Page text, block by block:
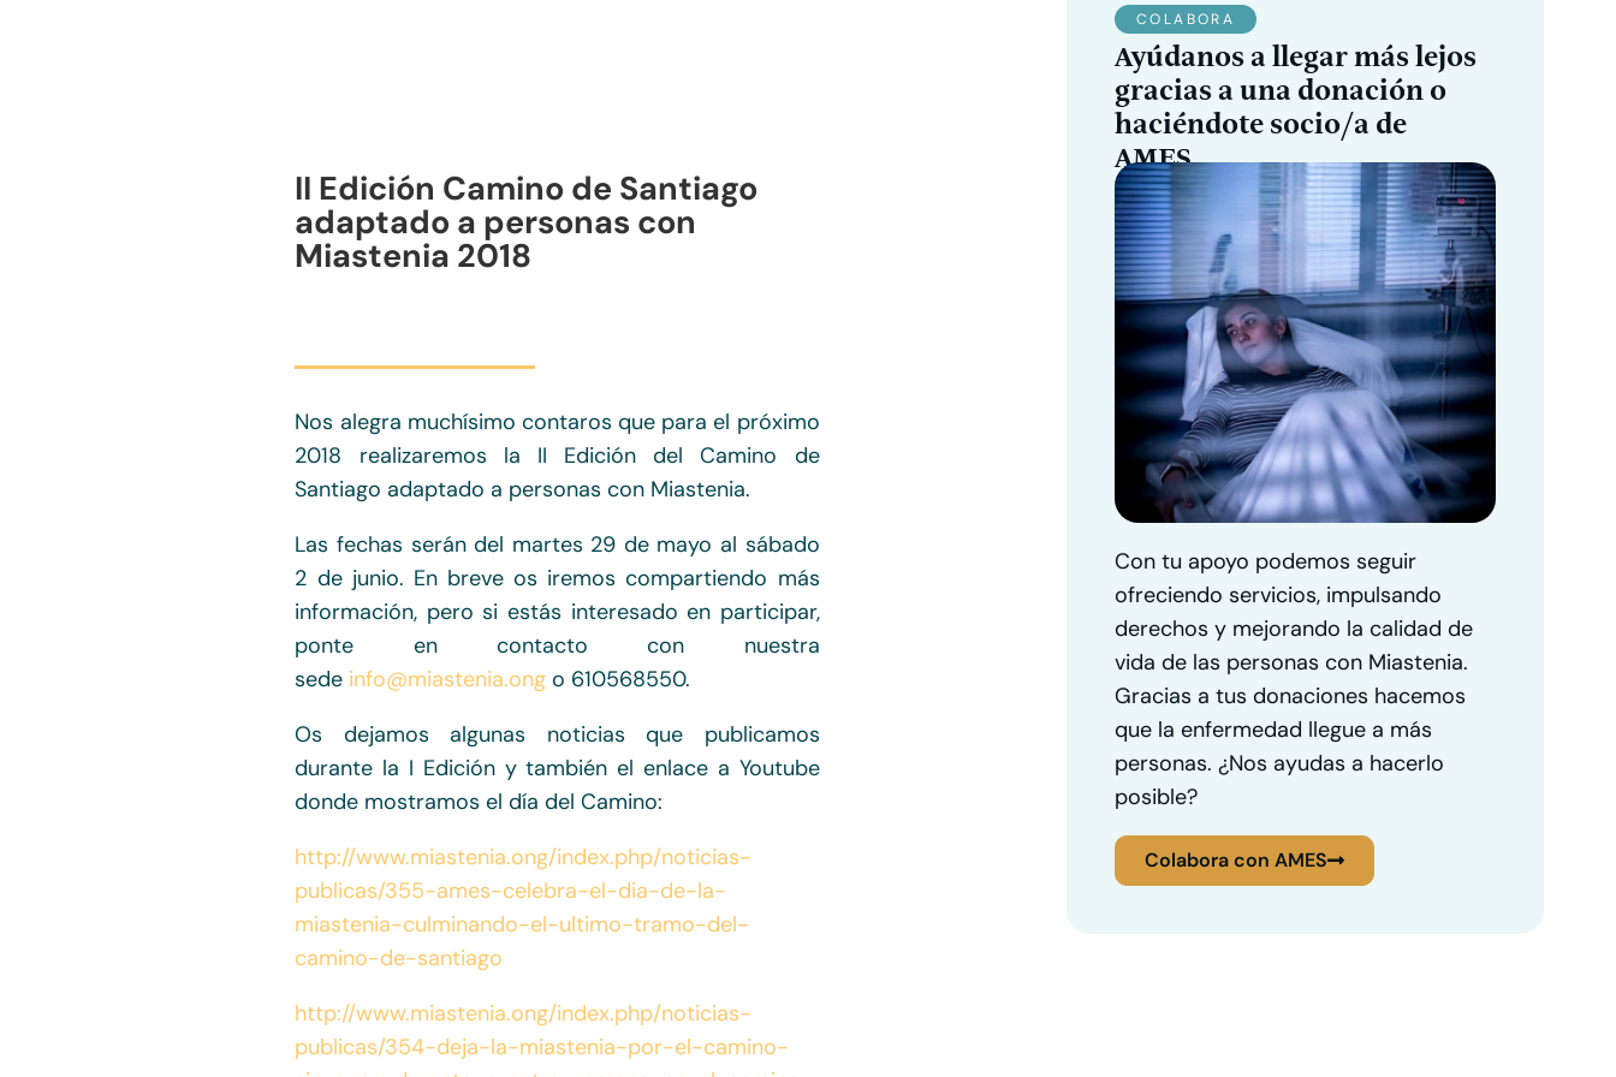
II Edición Camino de Santiago
adaptado a personas con
Miastenia 2018
Nos alegra muchísimo contaros que para el próximo
2018 realizaremos la II Edición del Camino de
Santiago adaptado a personas con Miastenia.
Las fechas serán del martes 29 de mayo al sábado
2 de junio. En breve os iremos compartiendo más
información, pero si estás interesado en participar,
ponte en contacto con nuestra
sede info@miastenia.ong o 610568550.
Os dejamos algunas noticias que publicamos
durante la I Edición y también el enlace a Youtube
donde mostramos el día del Camino:
http://www.miastenia.ong/index.php/noticias-
publicas/355-ames-celebra-el-dia-de-la-
miastenia-culminando-el-ultimo-tramo-del-
camino-de-santiago
http://www.miastenia.ong/index.php/noticias-
publicas/354-deja-la-miastenia-por-el-camino-
COLABORA
Ayúdanos a llegar más lejos
gracias a una donación o
haciéndote socio/a de
AMES.
Con tu apoyo podemos seguir
ofreciendo servicios, impulsando
derechos y mejorando la calidad de
vida de las personas con Miastenia.
Gracias a tus donaciones hacemos
que la enfermedad llegue a más
personas. ¿Nos ayudas a hacerlo
posible?
Colabora con AMES